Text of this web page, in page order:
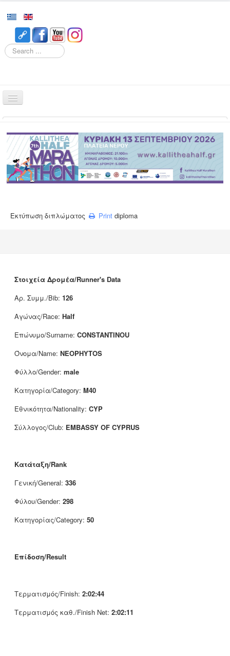
Search
Races
Event
Volunteering
Results
Εκτύπωση διπλώματος Print diploma
Στοιχεία Δρομέα/Runner's Data
Αρ. Συμμ./Bib: 126
Αγώνας/Race: Half
Επώνυμο/Surname: CONSTANTINOU
Όνομα/Name: NEOPHYTOS
Φύλλο/Gender: male
Κατηγορία/Category: M40
Εθνικότητα/Nationality: CYP
Σύλλογος/Club: EMBASSY OF CYPRUS
Κατάταξη/Rank
Γενική/General: 336
Φύλου/Gender: 298
Κατηγορίας/Category: 50
Επίδοση/Result
Τερματισμός/Finish: 2:02:44
Τερματισμός καθ./Finish Net: 2:02:11